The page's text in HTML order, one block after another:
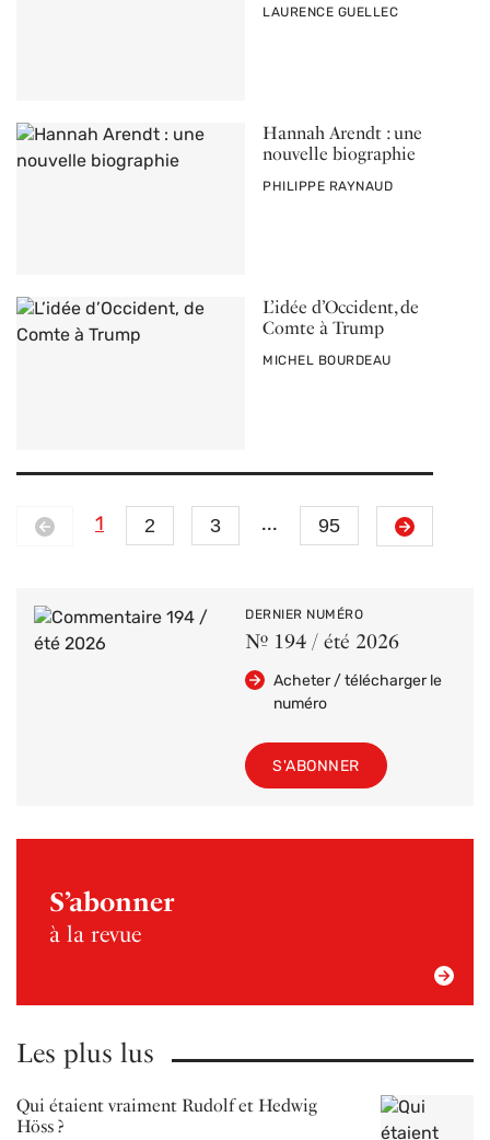
PAR
LAURENCE GUELLEC
Hannah Arendt : une
nouvelle biographie
PAR
PHILIPPE RAYNAUD
L’idée d’Occident, de
Comte à Trump
PAR
MICHEL BOURDEAU
Précédent
1 2 3 ... 95 Suivant
DERNIER NUMÉRO
Nº 194 / été 2026
Acheter / télécharger le
numéro
S'ABONNER
S’abonner
à la revue
Les plus lus
Qui étaient vraiment Rudolf et Hedwig
Höss ?